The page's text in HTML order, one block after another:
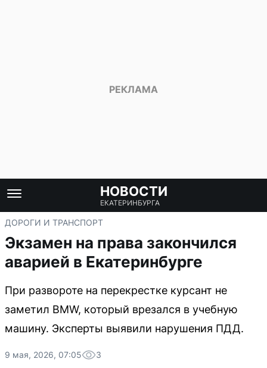
НОВОСТИ
ЕКАТЕРИНБУРГА
ДОРОГИ И ТРАНСПОРТ
Экзамен на права закончился
аварией в Екатеринбурге
При развороте на перекрестке курсант не
заметил BMW, который врезался в учебную
машину. Эксперты выявили нарушения ПДД.
9 мая, 2026, 07:05 3